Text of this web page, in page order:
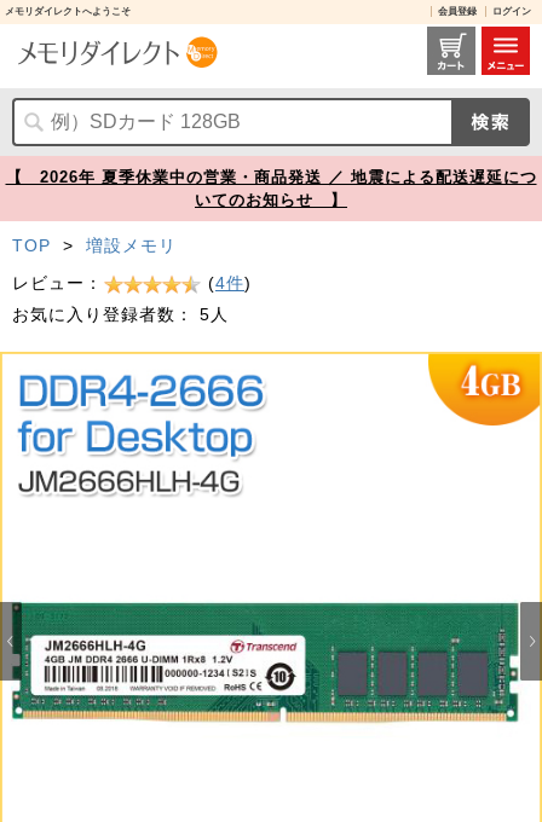
メモリダイレクトへようこそ 会員登録 ログイン
デスクトップPC用メモリ 4GB (4GB×1枚) DDR4-2666 PC4-21300 U-DIMM Transcend 増設メモリ【メモリダイレクト】
【 2026年 夏季休業中の営業・商品発送 ／ 地震による配送遅延につ
いてのお知らせ 】
TOP >
増設メモリ
レビュー：
(4件)
お気に入り登録者数：
5人